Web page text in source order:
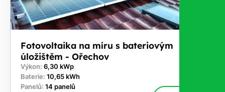
Fotovoltaika na míru s bateriovým
úložištěm - Ořechov
Výkon: 6,30 kWp
Baterie: 10,65 kWh
Panelů: 14 panelů